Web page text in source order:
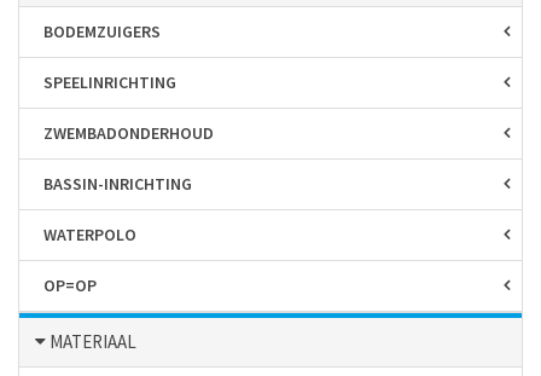
BODEM­ZUIGERS
SPEEL­INRICHTING
ZWEMBAD­ONDERHOUD
BASSIN-INRICHTING
WATERPOLO
OP=OP
MATERIAAL